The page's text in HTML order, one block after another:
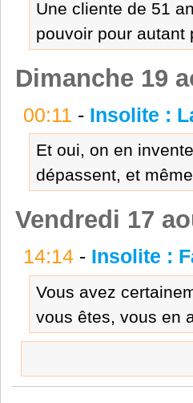
Une cliente de 51
pouvoir pour autant
Dimanche 19
00:11 - Insolite :
Et oui, on en
dépassent, et
Vendredi 17
14:14- Insolite :
Vous avez
vous êtes, vous en